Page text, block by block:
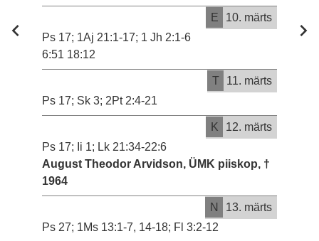
E
10. märts
Ps 17; 1Aj 21:1-17; 1 Jh 2:1-6
6:51 18:12
T
11. märts
Ps 17; Sk 3; 2Pt 2:4-21
K
12. märts
Ps 17; Ii 1; Lk 21:34-22:6
August Theodor Arvidson, ÜMK piiskop, †
1964
N
13. märts
Ps 27; 1Ms 13:1-7, 14-18; Fl 3:2-12